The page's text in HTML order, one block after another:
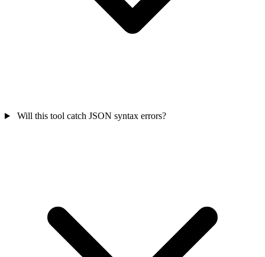
Will this tool catch JSON syntax errors?